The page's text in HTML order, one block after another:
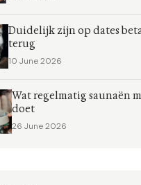
Duidelijk zijn op dates
terug
10 June 2026
Wat regelmatig saunaën
doet
26 June 2026